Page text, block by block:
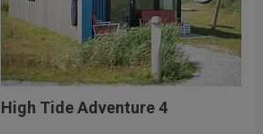
High Tide Adventure 4